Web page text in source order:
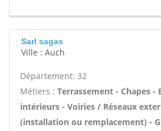
Sarl sagas
Ville : Auch
Département: 32
Métiers : Terrassement - Chapes -
intérieurs - Voiries / Réseaux
(installation ou remplacement) -